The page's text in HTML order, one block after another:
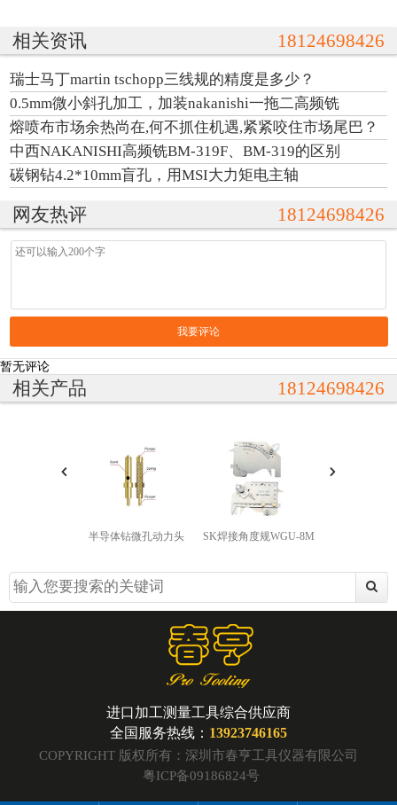
相关资讯 18124698426
瑞士马丁martin tschopp三线规的精度是多少？
0.5mm微小斜孔加工，加装nakanishi一拖二高频铣
熔喷布市场余热尚在,何不抓住机遇,紧紧咬住市场尾巴？
中西NAKANISHI高频铣BM-319F、BM-319的区别
碳钢钻4.2*10mm盲孔，用MSI大力矩电主轴
网友热评 18124698426
我要评论
暂无评论
相关产品 18124698426
半导体钻微孔动力头 SK焊接角度规WGU-8M
进口加工测量工具综合供应商
全国服务热线： 13923746165
COPYRIGHT 版权所有：深圳市春亨工具仪器有限公司
粤ICP备09186824号